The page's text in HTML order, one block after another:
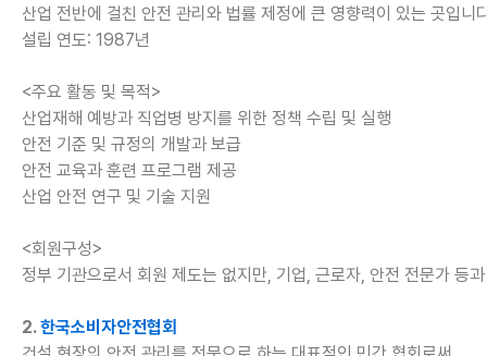
산업 전반에 걸친 안전 관리와 법률 제정에 큰 영향력이 있는 곳입니
설립 연도: 1987년
<주요 활동 및 목적>
산업재해 예방과 직업병 방지를 위한 정책 수립 및 실행
안전 기준 및 규정의 개발과 보급
안전 교육과 훈련 프로그램 제공
산업 안전 연구 및 기술 지원
<회원구성>
정부 기관으로서 회원 제도는 없지만, 기업, 근로자, 안전 전문가 등
2.한국소비자안전협회